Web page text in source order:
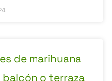
de marihuana
o terraza